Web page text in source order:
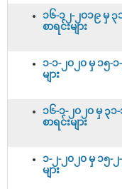
၁၆-၁၂-၂၀၁၉ မှ
စာရင်းများ
၁-၁-၂၀၂၀ မှ ၁၅
များ
၁၆-၁-၂၀၂၀ မှ ၃
စာရင်းများ
၁-၂-၂၀၂၀ မှ ၁၅
များ